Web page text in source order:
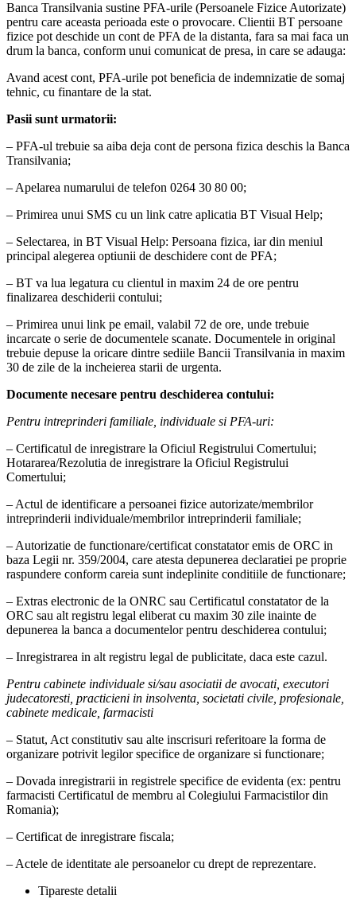
Banca Transilvania sustine PFA-urile (Persoanele Fizice Autorizate)
pentru care aceasta perioada este o provocare. Clientii BT persoane
fizice pot deschide un cont de PFA de la distanta, fara sa mai faca un
drum la banca, conform unui comunicat de presa, in care se adauga:
Avand acest cont, PFA-urile pot beneficia de indemnizatie de somaj
tehnic, cu finantare de la stat.
Pasii sunt urmatorii:
– PFA-ul trebuie sa aiba deja cont de persona fizica deschis la Banca
Transilvania;
– Apelarea numarului de telefon 0264 30 80 00;
– Primirea unui SMS cu un link catre aplicatia BT Visual Help;
– Selectarea, in BT Visual Help: Persoana fizica, iar din meniul
principal alegerea optiunii de deschidere cont de PFA;
– BT va lua legatura cu clientul in maxim 24 de ore pentru
finalizarea deschiderii contului;
– Primirea unui link pe email, valabil 72 de ore, unde trebuie
incarcate o serie de documentele scanate. Documentele in original
trebuie depuse la oricare dintre sediile Bancii Transilvania in maxim
30 de zile de la incheierea starii de urgenta.
Documente necesare pentru deschiderea contului:
Pentru intreprinderi familiale, individuale si PFA-uri:
– Certificatul de inregistrare la Oficiul Registrului Comertului;
Hotararea/Rezolutia de inregistrare la Oficiul Registrului
Comertului;
– Actul de identificare a persoanei fizice autorizate/membrilor
intreprinderii individuale/membrilor intreprinderii familiale;
– Autorizatie de functionare/certificat constatator emis de ORC in
baza Legii nr. 359/2004, care atesta depunerea declaratiei pe proprie
raspundere conform careia sunt indeplinite conditiile de functionare;
– Extras electronic de la ONRC sau Certificatul constatator de la
ORC sau alt registru legal eliberat cu maxim 30 zile inainte de
depunerea la banca a documentelor pentru deschiderea contului;
– Inregistrarea in alt registru legal de publicitate, daca este cazul.
Pentru cabinete individuale si/sau asociatii de avocati, executori
judecatoresti, practicieni in insolventa, societati civile, profesionale,
cabinete medicale, farmacisti
– Statut, Act constitutiv sau alte inscrisuri referitoare la forma de
organizare potrivit legilor specifice de organizare si functionare;
– Dovada inregistrarii in registrele specifice de evidenta (ex: pentru
farmacisti Certificatul de membru al Colegiului Farmacistilor din
Romania);
– Certificat de inregistrare fiscala;
– Actele de identitate ale persoanelor cu drept de reprezentare.
Tipareste detalii